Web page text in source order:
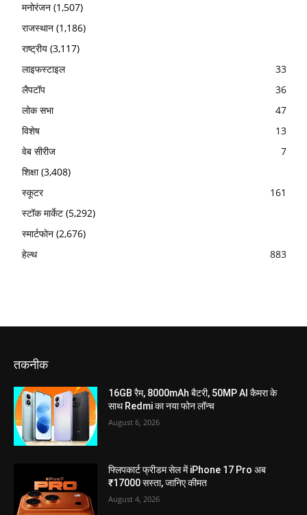
मनोरंजन (1,507)
राजस्थान (1,186)
राष्ट्रीय (3,117)
लाइफस्टाइल
33
लैपटॉप
36
लोक सभा
47
विशेष
13
वेब सीरीज
7
शिक्षा(3,408)
स्कूटर
161
स्टॉक मार्केट (5,292)
स्मार्टफोन (2,676)
हेल्थ
883
तकनीक
16GB रैम, 8000mAh बैटरी, 50MP AI कैमरा के
साथ Redmi का नया फोन लॉन्च
August 6, 2026
फ्लिपकार्ट फ्रीडम सेल में iPhone 17 Pro अब
₹17000 सस्ता, जानिए कीमत
August 4, 2026